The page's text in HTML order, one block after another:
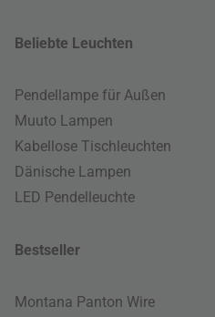
Beliebte Leuchten
Pendellampe für Außen
Muuto Lampen
Kabellose Tischleuchten
Dänische Lampen
LED Pendelleuchte
Bestseller
Montana Panton Wire